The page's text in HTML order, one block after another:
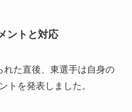
ントと対応
れた直後、東選手は自身の
トを発表しました。